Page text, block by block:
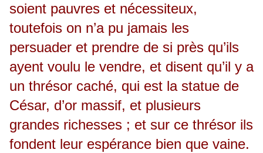
soient pauvres et nécessiteux,
toutefois on n’a pu jamais les
persuader et prendre de si près qu’ils
ayent voulu le vendre, et disent qu’il y a
un thrésor caché, qui est la statue de
César, d’or massif, et plusieurs
grandes richesses ; et sur ce thrésor ils
fondent leur espérance bien que vaine.